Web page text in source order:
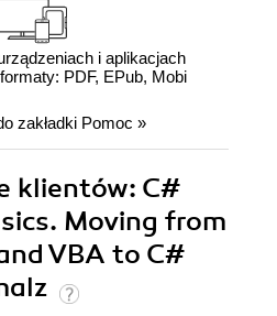
i aplikacjach
PDF, EPub, Mobi
zakładki Pomoc »
klientów: C#
Moving from
VBA to C#